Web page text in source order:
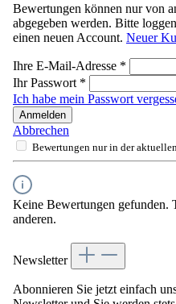
Bewertungen können nur von
abgegeben werden. Bitte
einen neuen Account. Neuer
Ihre E-Mail-Adresse *
Ihr Passwort *
Ich habe mein Passwort
Anmelden
Abbrechen
Bewertungen nur in der
Keine Bewertungen gefunden.
anderen.
Newsletter
Abonnieren Sie jetzt einfach